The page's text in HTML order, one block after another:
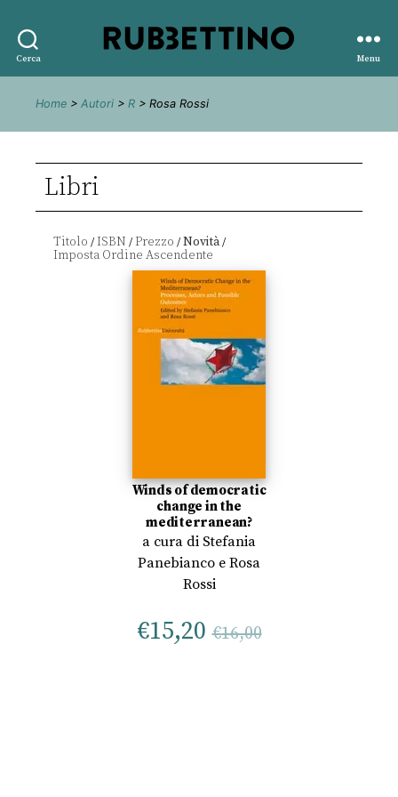
Cerca
editore
Menu
Home > Autori > R > Rosa Rossi
Libri
Titolo /ISBN /Prezzo /Novità/
Winds of democratic
change in the
mediterranean?
a cura di Stefania
Panebianco e Rosa
Rossi
€15,20 €16,00